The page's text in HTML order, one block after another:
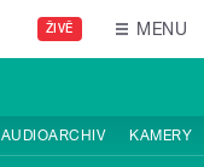
ŽIVĚ MENU
AUDIOARCHIV KAMERY